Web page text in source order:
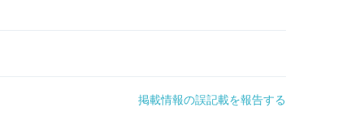
掲載情報の誤記載を報告する